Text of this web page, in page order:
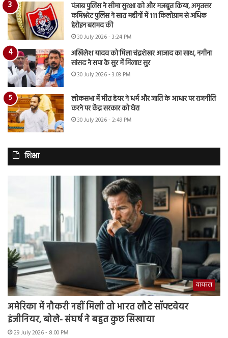
पंजाब पुलिस ने सीमा सुरक्षा को और मजबूत किया, अमृतसर
कमिश्नरेट पुलिस ने सात महीनों में 111 किलोग्राम से अधिक
हेरोइन बरामद की
30 July 2026 - 3:24 PM
अखिलेश यादव को मिला चंद्रशेखर आजाद का साथ, नगीना
सांसद ने सपा के सुर में मिलाए सुर
30 July 2026 - 3:03 PM
लोकसभा में मीत हेयर ने धर्म और जाति के आधार पर राजनीति
करने पर केंद्र सरकार को घेरा
30 July 2026 - 2:49 PM
शिक्षा
वायरल
अमेरिका में नौकरी नहीं मिली तो भारत लौटे सॉफ्टवेयर
इंजीनियर, बोले- संघर्ष ने बहुत कुछ सिखाया
29 July 2026 - 8:00 PM